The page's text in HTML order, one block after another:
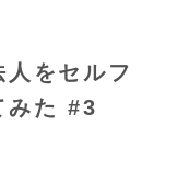
をセルフ
みた #3